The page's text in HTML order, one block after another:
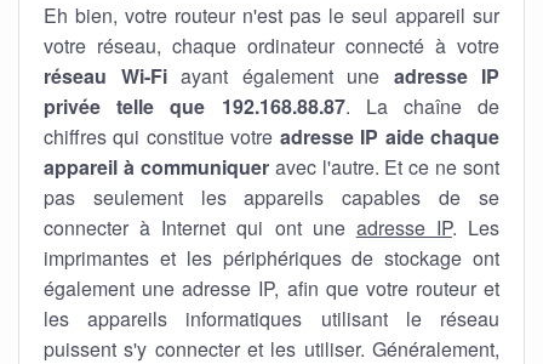
Eh bien, votre routeur n'est pas le seul appareil sur
votre réseau, chaque ordinateur connecté à votre
réseau Wi-Fiayant également une adresse IP
privée telle que 192.168.88.87. La chaîne de
chiffres qui constitue votre adresse IP aide chaque
appareil à communiqueravec l'autre. Et ce ne sont
pas seulement les appareils capables de se
connecter à Internet qui ont une adresse IP. Les
imprimantes et les périphériques de stockage ont
également une adresse IP, afin que votre routeur et
les appareils informatiques utilisant le réseau
puissent s'y connecter et les utiliser. Généralement,